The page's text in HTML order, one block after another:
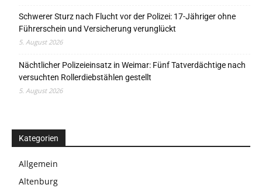
Schwerer Sturz nach Flucht vor der Polizei: 17-Jähriger ohne
Führerschein und Versicherung verunglückt
5. August 2026
Nächtlicher Polizeieinsatz in Weimar: Fünf Tatverdächtige nach
versuchten Rollerdiebstählen gestellt
5. August 2026
Kategorien
Allgemein
Altenburg